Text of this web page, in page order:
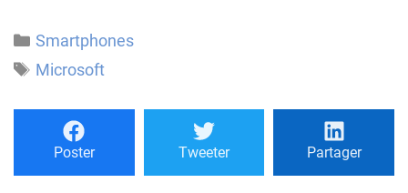
Catégories
Smartphones
Étiquettes
Microsoft
Poster Tweeter Partager